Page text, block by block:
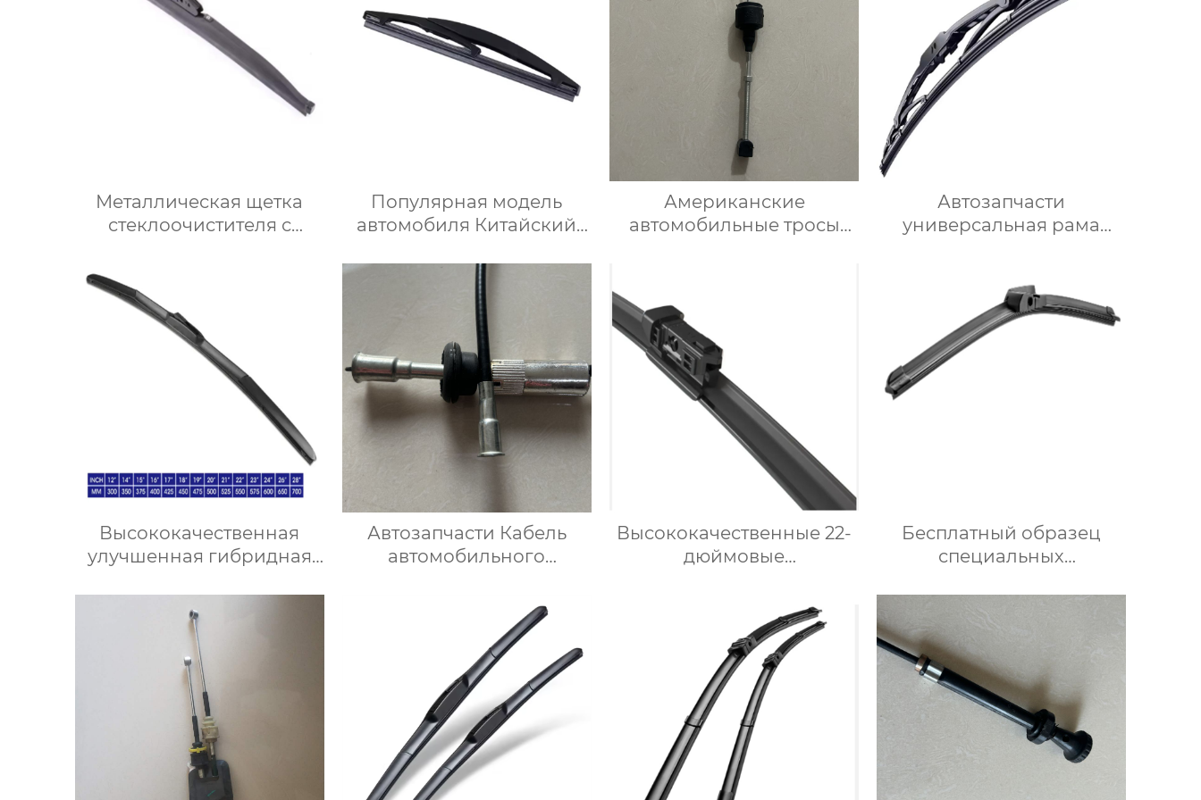
Металлическая щетка
стеклоочистителя с
Популярная модель
автомобиля Китайский
лобового стекла
Высококачественный
рычаг и лезвие заднего
стеклоочистителя
Американские
автомобильные тросы
Автозапчасти
универсальная рама
различных размеров
Высококачественная
улучшенная гибридная
стеклоочиститель
лобового стекла
Автозапчасти Кабель
автомобильного
Высококачественные 22-
дюймовые
стеклоочистителя
премиум-класса OEM
подходят для Chevrolet
Impala 2013-2006
Бесплатный образец
специальных
стеклоочистителя для
автомобилей BMW M6